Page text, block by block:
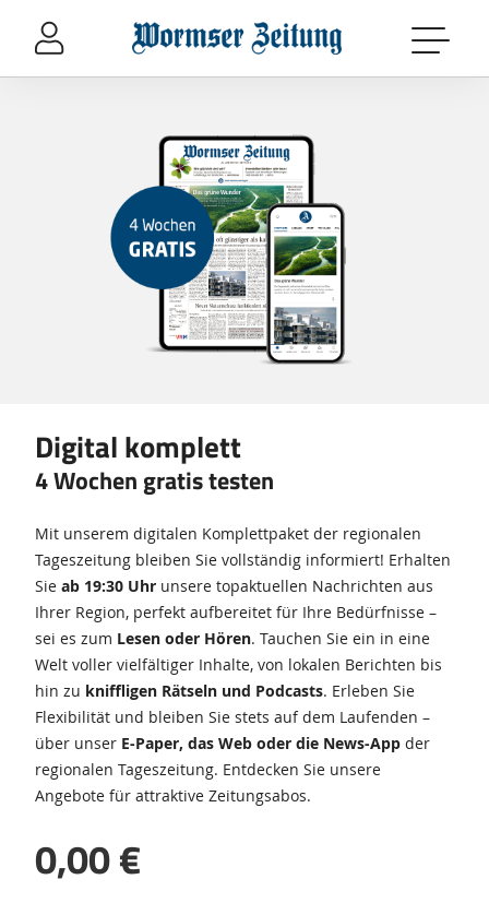
Navigation
zu:
Header
Inhalt
Footer
Produktdetailseite
Das
Digital komplett
4 Wochen gratis testen
Mit unserem digitalen Komplettpaket der regionalen
Tageszeitung bleiben Sie vollständig informiert! Erhalten
Sie ab 19:30 Uhr unsere topaktuellen Nachrichten aus
Ihrer Region, perfekt aufbereitet für Ihre Bedürfnisse –
sei es zum Lesen oder Hören. Tauchen Sie ein in eine
Welt voller vielfältiger Inhalte, von lokalen Berichten bis
hin zu kniffligen Rätseln und Podcasts. Erleben Sie
Flexibilität und bleiben Sie stets auf dem Laufenden –
über unser E-Paper, das Web oder die News-App der
regionalen Tageszeitung. Entdecken Sie unsere
Angebote für attraktive Zeitungsabos.
0,00 €